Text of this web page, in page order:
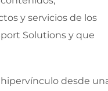
y servicios de los
Solutions y que
desde